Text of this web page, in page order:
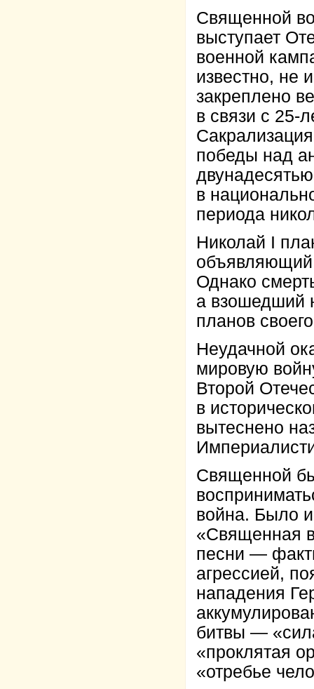
Священной
выступает
военной
известно, не
закреплено
в связи с 25-
победы над
в
периода
Николай I
объявляющий
Однако
а взошедший
планов
Неудачной
мировую
Второй
в
вытеснено
Священной
война. Было
«Священная
песни —
агрессией,
нападения
битвы —
«проклятая
«отребье